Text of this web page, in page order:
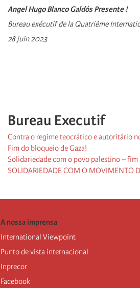
Angel Hugo Blanco Galdós Presente !
Bureau exécutif de la Quatrième
28 juin 2023
Bureau Executif
Contra o regime teocrático e autoritário
Fim do bloqueio de Gaza!
Solidariedade com o povo palestino – fim
SOLIDARIEDADE COM O MOVIMENTO
A nossa imprensa
International Viewpoint
Punto de vista internacional
Inprecor
Facebook